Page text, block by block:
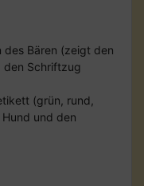
Bären (zeigt den
den Schriftzug
(grün, rund,
und den